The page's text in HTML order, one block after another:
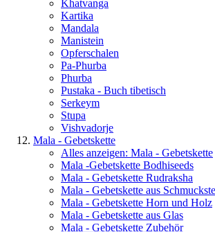
Khatvanga
Kartika
Mandala
Manistein
Opferschalen
Pa-Phurba
Phurba
Pustaka - Buch tibetisch
Serkeym
Stupa
Vishvadorje
Mala - Gebetskette
Alles anzeigen: Mala - Gebetskette
Mala -Gebetskette Bodhiseeds
Mala - Gebetskette Rudraksha
Mala - Gebetskette aus
Mala - Gebetskette Horn und Holz
Mala - Gebetskette aus Glas
Mala - Gebetskette Zubehör